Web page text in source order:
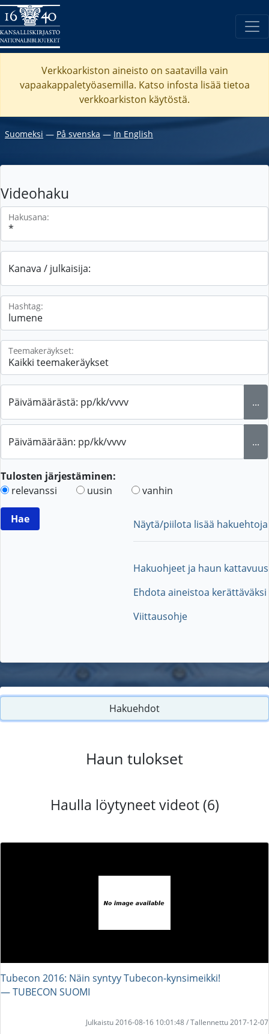
Verkkoarkiston aineisto on saatavilla vain
vapaakappaletyöasemilla. Katso infosta lisää tietoa
verkkoarkiston käytöstä.
Suomeksi ― På svenska ― In English
Videohaku
Hakusana:
Kanava / julkaisija:
Hashtag:
Teemakeräykset:
Päivämäärästä: pp/kk/vvvv ...
Päivämäärään: pp/kk/vvvv ...
Tulosten järjestäminen:
relevanssi
uusin vanhin
Näytä/piilota lisää hakuehtoja
Hakuohjeet ja haun kattavuus
Ehdota aineistoa kerättäväksi
Viittausohje
Hakuehdot
Haun tulokset
Haulla löytyneet videot (6)
Tubecon 2016: Näin syntyy Tubecon-kynsimeikki!
― TUBECON SUOMI
Julkaistu 2016-08-16 10:01:48 / Tallennettu 2017-12-07